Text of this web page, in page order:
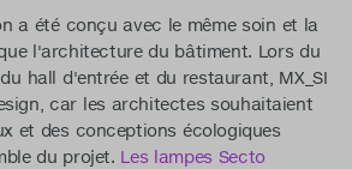
a été conçu avec le même soin et la
l'architecture du bâtiment. Lors du
hall d'entrée et du restaurant, MX_SI
car les architectes souhaitaient
et des conceptions écologiques
du projet. Les lampes Secto